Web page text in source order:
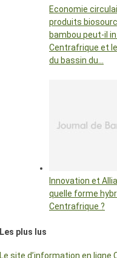
Economie
produits
bambou peut-il
Centrafrique et
du bassin du…
Innovation et
quelle forme
Centrafrique ?
Les plus lus
Le site d’information en ligne